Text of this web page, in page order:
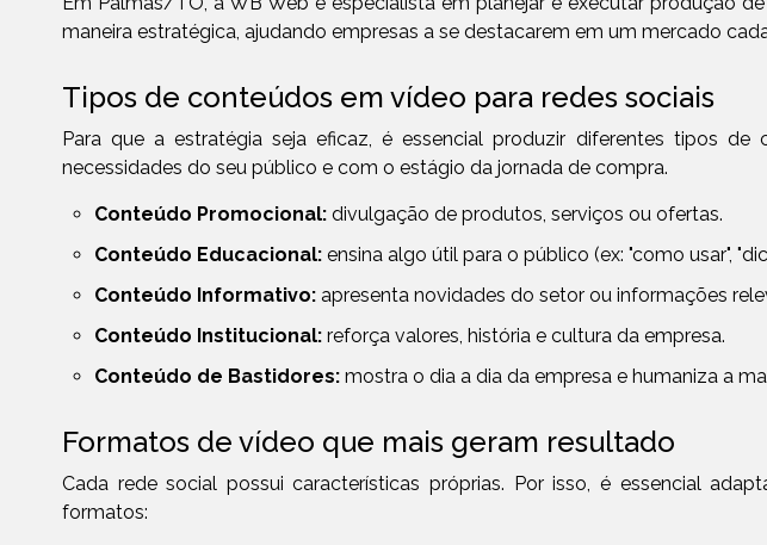
maneira estratégica, ajudando empresas a se destacarem em um mercado
Tipos de conteúdos em vídeo para redes sociais
Para que a estratégia seja eficaz, é essencial produzir diferentes tipos de
necessidades do seu público e com o estágio da jornada de compra.
Conteúdo Promocional:divulgação de produtos, serviços ou ofertas.
Conteúdo Educacional:ensina algo útil para o público (ex: "como usar",
Conteúdo Informativo:apresenta novidades do setor ou informações
Conteúdo Institucional:reforça valores, história e cultura da empresa.
Conteúdo de Bastidores:mostra o dia a dia da empresa e humaniza a
Formatos de vídeo que mais geram resultado
Cada rede social possui características próprias. Por isso, é essencial
formatos: